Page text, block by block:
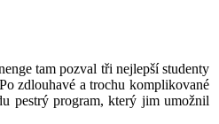
tam pozval tři nejlepšístudenty
zdlouhavé a trochu komplikované
pestrý program, který jim umožnil